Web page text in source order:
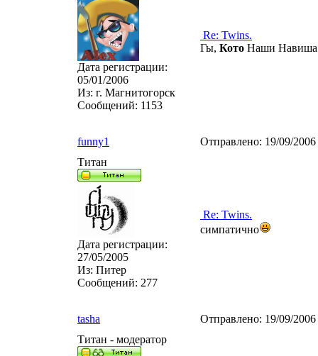
Дата регистрации:
05/01/2006
Из: г. Магнитогорск
Сообщений: 1153
Re: Twins.
Гы, Кото Наши Навиша
funny1 Отправлено: 19/09/
Титан
Дата регистрации:
27/05/2005
Из: Питер
Сообщений: 277
Re: Twins.
симпатично
tasha Отправлено: 19/09/
Титан - модератор